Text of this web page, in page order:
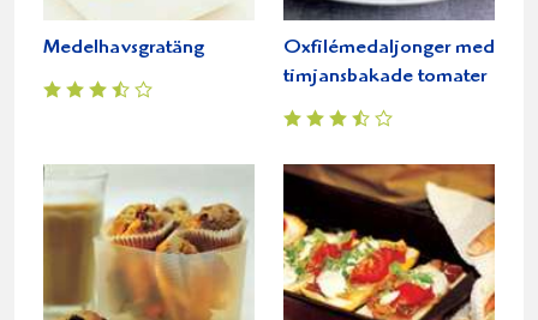
Medelhavsgratäng
Oxfilémedaljonger med
timjansbakade tomater